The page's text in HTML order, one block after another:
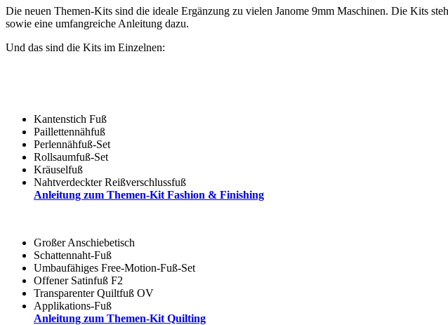
Die neuen Themen-Kits sind die ideale Ergänzung zu vielen Janome 9mm Maschinen. Die Kits
sowie eine umfangreiche Anleitung dazu.
Und das sind die Kits im Einzelnen:
Kantenstich Fuß
Paillettennähfuß
Perlennähfuß-Set
Rollsaumfuß-Set
Kräuselfuß
Nahtverdeckter Reißverschlussfuß
Anleitung zum Themen-Kit Fashion & Finishing
Großer Anschiebetisch
Schattennaht-Fuß
Umbaufähiges Free-Motion-Fuß-Set
Offener Satinfuß F2
Transparenter Quiltfuß OV
Applikations-Fuß
Anleitung zum Themen-Kit Quilting